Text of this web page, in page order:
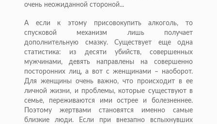
очень неожиданной стороной...
А если к этому присовокупить алкоголь, то
спусковой механизм лишь получает
дополнительную смазку. Существует еще одна
статистика: из десяти убийств, совершенных
мужчинами, девять направлены на совершенно
посторонних лиц, а вот с женщинами – наоборот.
Для женщины очень важно, что происходит в ее
личной жизни, и проблемы, которые существуют в
семье, переживаются ими острее и болезненнее.
Поэтому жертвами становятся именно самые
близкие люди. Если при внезапно вспыхнувших